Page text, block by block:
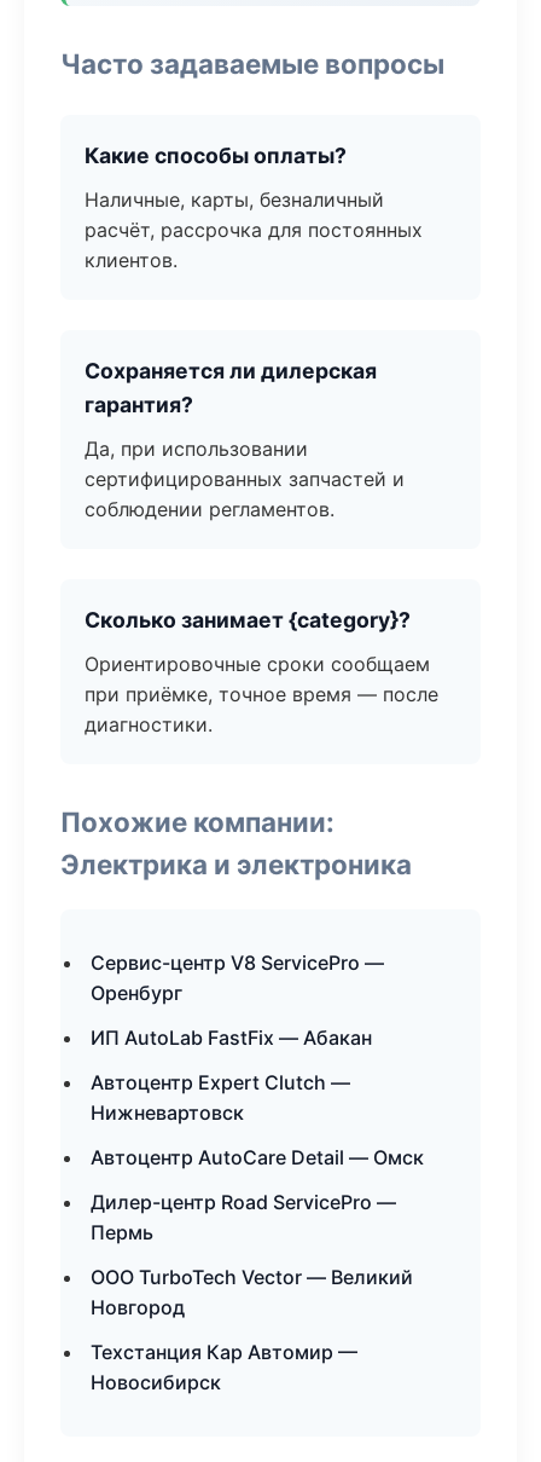
Часто задаваемые вопросы
Какие способы оплаты?
Наличные, карты, безналичный
расчёт, рассрочка для постоянных
клиентов.
Сохраняется ли дилерская
гарантия?
Да, при использовании
сертифицированных запчастей и
соблюдении регламентов.
Сколько занимает {category}?
Ориентировочные сроки сообщаем
при приёмке, точное время — после
диагностики.
Похожие компании:
Электрика и электроника
Сервис-центр V8 ServicePro —
Оренбург
ИП AutoLab FastFix — Абакан
Автоцентр Expert Clutch —
Нижневартовск
Автоцентр AutoCare Detail — Омск
Дилер-центр Road ServicePro —
Пермь
ООО TurboTech Vector — Великий
Новгород
Техстанция Кар Автомир —
Новосибирск